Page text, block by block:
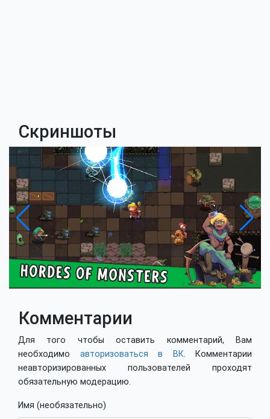
Скриншоты
Комментарии
Для того чтобы оставить комментарий, Вам
необходимо авторизоваться в ВК. Комментарии
неавторизированных пользователей проходят
обязательную модерацию.
Имя (необязательно)